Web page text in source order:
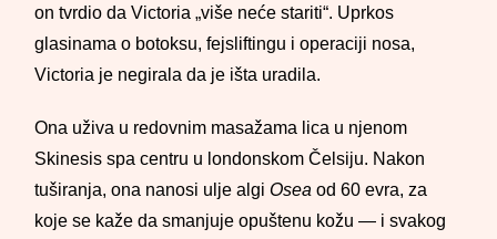
on tvrdio da Victoria „više neće stariti“. Uprkos
glasinama o botoksu, fejsliftingu i operaciji nosa,
Victoria je negirala da je išta uradila.
Ona uživa u redovnim masažama lica u njenom
Skinesis spa centru u londonskom Čelsiju. Nakon
tuširanja, ona nanosi ulje algiOsea od 60 evra, za
koje se kaže da smanjuje opuštenu kožu — i svakog